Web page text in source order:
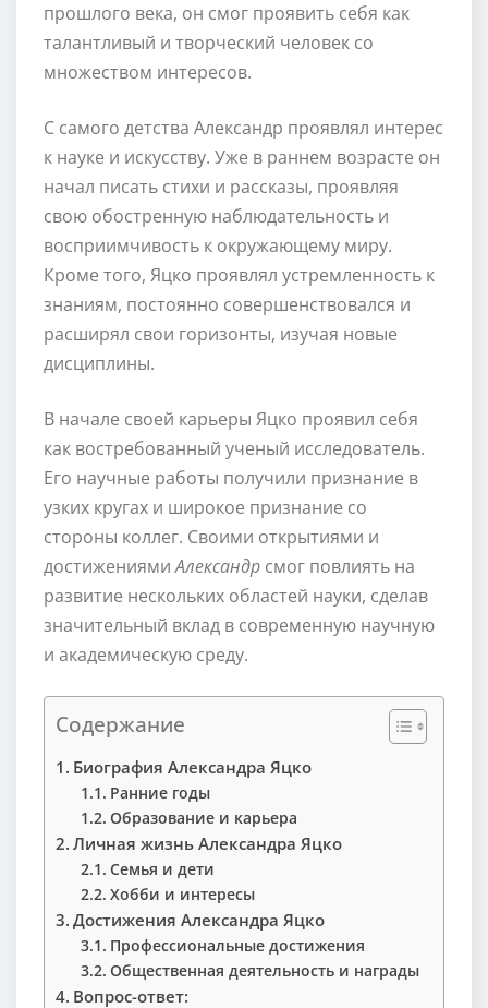
прошлого века, он смог проявить себя как
талантливый и творческий человек со
множеством интересов.
С самого детства Александр проявлял интерес
к науке и искусству. Уже в раннем возрасте он
начал писать стихи и рассказы, проявляя
свою обостренную наблюдательность и
восприимчивость к окружающему миру.
Кроме того, Яцко проявлял устремленность к
знаниям, постоянно совершенствовался и
расширял свои горизонты, изучая новые
дисциплины.
В начале своей карьеры Яцко проявил себя
как востребованный ученый исследователь.
Его научные работы получили признание в
узких кругах и широкое признание со
стороны коллег. Своими открытиями и
достижениямиАлександр смог повлиять на
развитие нескольких областей науки, сделав
значительный вклад в современную научную
и академическую среду.
Содержание
Биография Александра Яцко
Ранние годы
Образование и карьера
Личная жизнь Александра Яцко
Семья и дети
Хобби и интересы
Достижения Александра Яцко
Профессиональные достижения
Общественная деятельность и награды
Вопрос-ответ: